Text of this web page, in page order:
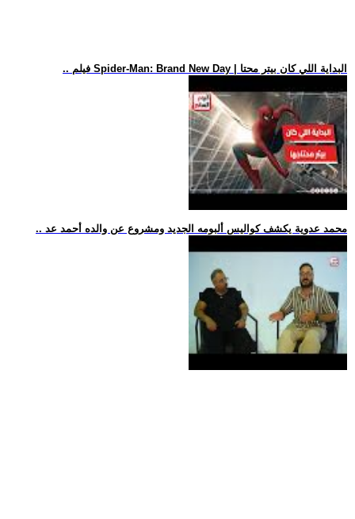
.. فيلم Spider-Man: Brand New Day | البداية اللي كان بيتر محتا
.. محمد عدوية يكشف كواليس ألبومه الجديد ومشروع عن والده أحمد عد